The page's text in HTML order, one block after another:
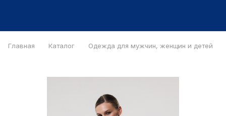
Главная Каталог Одежда для мужчин, женщин и детей